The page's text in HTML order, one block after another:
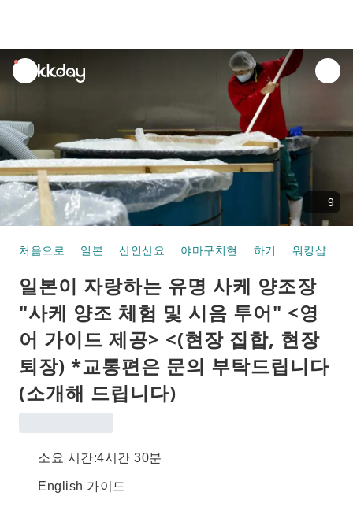
unread
notifications
9
처음으로 일본 산인산요 야마구치현 하기 워킹샵
일본이 자랑하는 유명 사케 양조장
"사케 양조 체험 및 시음 투어" <영
어 가이드 제공> <(현장 집합, 현장
퇴장) *교통편은 문의 부탁드립니다
(소개해 드립니다)
소요 시간:4시간 30분
English 가이드